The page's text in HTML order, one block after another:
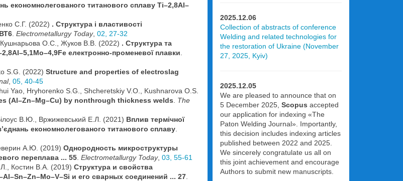
економнолегованого титанового сплаву Ti–2,8Al–
С.Г. (2022) . Структура і властивості
Electrometallurgy Today, 02, 27-32
Кушнарьова О.С., Жуков В.В. (2022) . Структура та
електронно-променевої плавки
S.G. (2022) Structure and properties of electroslag
, 05, 40-45
Yao, Hryhorenko S.G., Shcheretskiy V.O., Kushnarova O.S.
(Al–Zn–Mg–Cu) by nonthrough thickness welds
The
В.Ю., Вржижевський Е.Л. (2021) Вплив термічної
економнолегованoго титанового сплаву
А.Ю. (2019) Однородность микроструктуры
переплава ... 55 Electrometallurgy Today, 03, 55-61
Костин В.А. (2019) Структура и свойства
и его сварных соединений ... 27
2025.12.06
Collection of abstracts of conference
Welding and related technologies for
the restoration of Ukraine (November
27, 2025, Kyiv)
2025.12.05
We are pleased to announce that on
5 December 2025, Scopus accepted
our application for indexing «The
Paton Welding Journal». Importantly,
this decision includes indexing articles
published between 2022 and 2025.
We sincerely congratulate us all on
this joint achievement and encourage
Authors to submit new manuscripts.